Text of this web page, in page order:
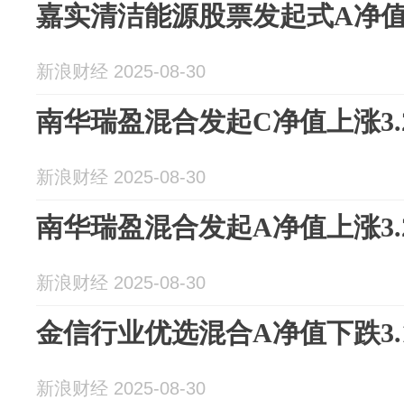
嘉实清洁能源股票发起式A净
新浪财经 2025-08-30
南华瑞盈混合发起C净值上涨
新浪财经 2025-08-30
南华瑞盈混合发起A净值上涨
新浪财经 2025-08-30
金信行业优选混合A净值下跌
新浪财经 2025-08-30